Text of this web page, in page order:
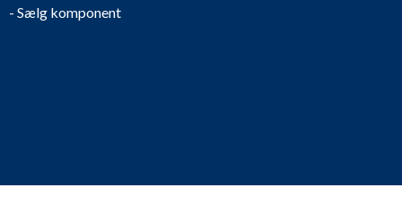
- Sælg komponent